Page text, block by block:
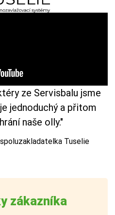
ze Servisbalu jsme
jednoduchý a přitom
naše olly."
spoluzakladatelka Tuselie
zákazníka